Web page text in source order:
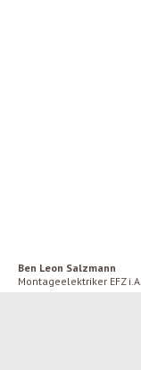
Ben Leon Salzmann
Montageelektriker EFZ i.A.